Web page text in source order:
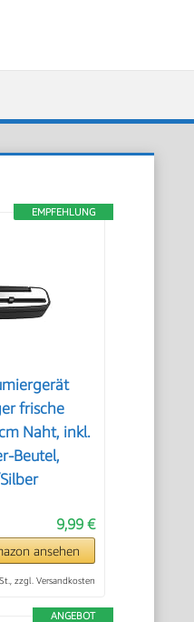
EMPFEHLUNG
frische
Naht, inkl.
Beutel,
9,99 €
ansehen
zzgl. Versandkosten
ANGEBOT